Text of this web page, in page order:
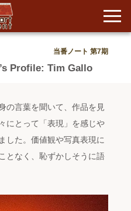
#留学 #考え事 #音楽
&more
一覧
Profile: Tim Gallo
当番ノート 第7期
の言葉を聞いて、作品を見
にとって「表現」を感じや
した。価値観や写真表現に
となく、恥ずかしそうに語